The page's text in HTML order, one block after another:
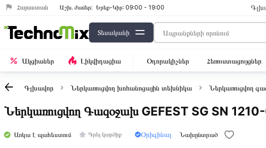
Հայաստան Աշխ․ ժամեր: Երեք-Կիր: 09:00 - 19:00
Տեսականի
Ակցիաներ Լիկվիդացիա Օդորակիչներ Հեռուստացույցներ
Գլխավոր Ներկառուցվող խոհանոցային տեխնիկա Ներկառուցվող
Ներկառուցվող Գազօջախ GEFEST SG SN
Առկա է պահեստում Գրել կարծիք Օրիգինալ Նախընտրած